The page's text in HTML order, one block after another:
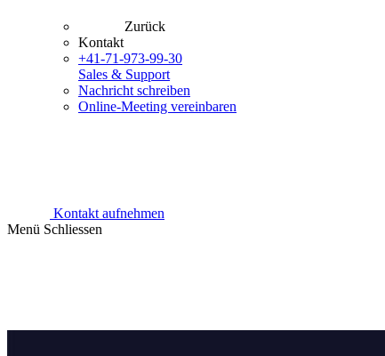
Zurück
Kontakt
+41-71-973-99-30
Sales & Support
Nachricht schreiben
Online-Meeting vereinbaren
Kontakt aufnehmen
Menü Schliessen